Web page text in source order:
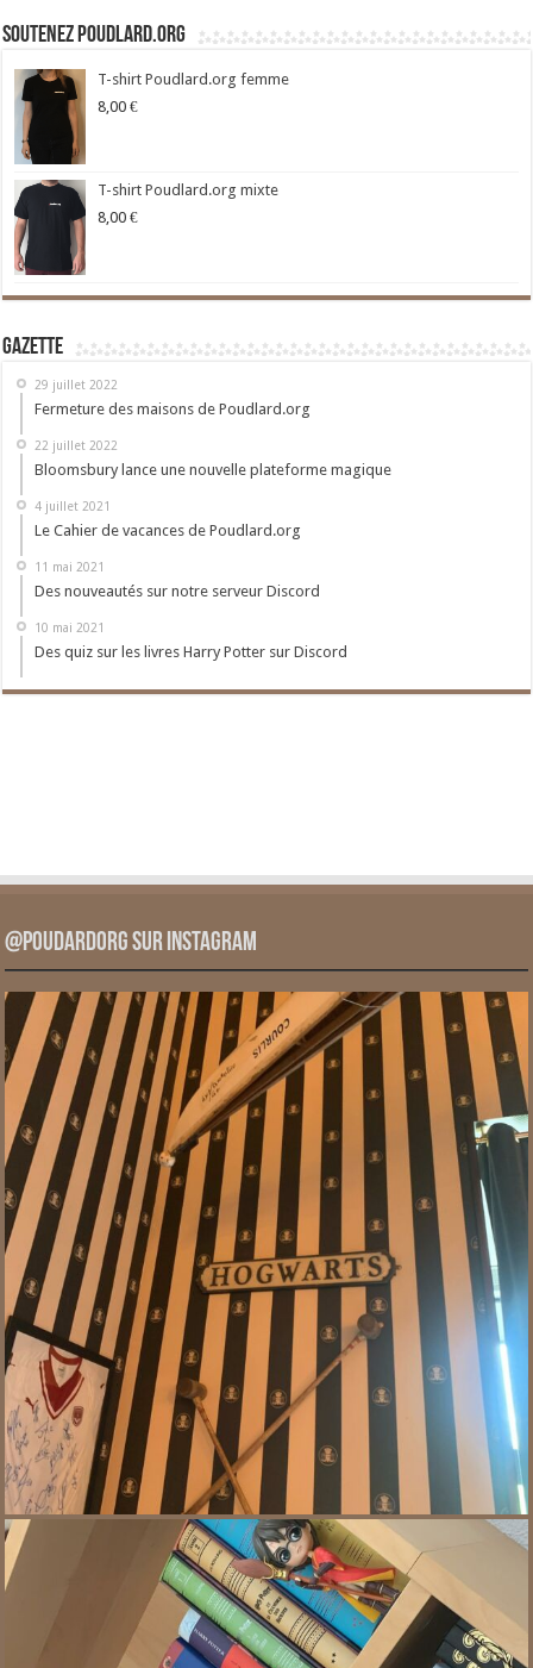
Soutenez Poudlard.org
T-shirt Poudlard.org femme
8,00 €
T-shirt Poudlard.org mixte
8,00 €
Gazette
29 juillet 2022
Fermeture des maisons de Poudlard.org
22 juillet 2022
Bloomsbury lance une nouvelle plateforme magique
4 juillet 2021
Le Cahier de vacances de Poudlard.org
11 mai 2021
Des nouveautés sur notre serveur Discord
10 mai 2021
Des quiz sur les livres Harry Potter sur Discord
@PoudardOrg sur Instagram